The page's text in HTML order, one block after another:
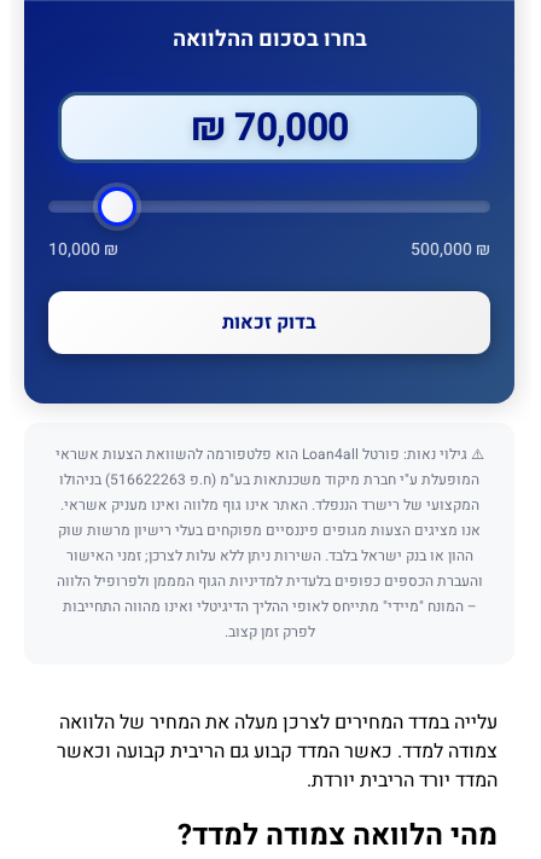
בחרו בסכום ההלוואה
70,000 ₪
10,000 ₪ 500,000 ₪
בדוק זכאות
⚠️ גילוי נאות: פורטל Loan4all הוא פלטפורמה להשוואת הצעות אשראי
המופעלת ע"י חברת מיקוד משכנתאות בע"מ (ח.פ 516622263) בניהולו
המקצועי של רישרד הננפלד. האתר אינו גוף מלווה ואינו מעניק אשראי.
אנו מציגים הצעות מגופים פיננסיים מפוקחים בעלי רישיון מרשות שוק
ההון או בנק ישראל בלבד. השירות ניתן ללא עלות לצרכן; זמני האישור
והעברת הכספים כפופים בלעדית למדיניות הגוף המממן ולפרופיל הלווה
– המונח "מיידי" מתייחס לאופי ההליך הדיגיטלי ואינו מהווה התחייבות
לפרק זמן קצוב.
עלייה במדד המחירים לצרכן מעלה את המחיר של הלוואה
צמודה למדד. כאשר המדד קבוע גם הריבית קבועה וכאשר
המדד יורד הריבית יורדת.
מהי הלוואה צמודה למדד?